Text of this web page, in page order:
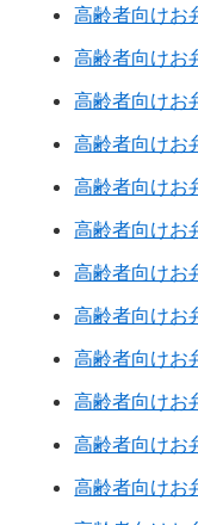
高齢者向けお
高齢者向けお
高齢者向けお
高齢者向けお
高齢者向けお
高齢者向けお
高齢者向けお
高齢者向けお
高齢者向けお
高齢者向けお
高齢者向けお
高齢者向けお